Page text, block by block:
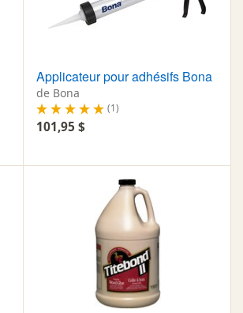
Applicateur pour adhésifs Bona
de Bona
(1)
101,95 $